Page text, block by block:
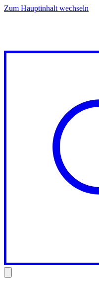
Zum Hauptinhalt wechseln